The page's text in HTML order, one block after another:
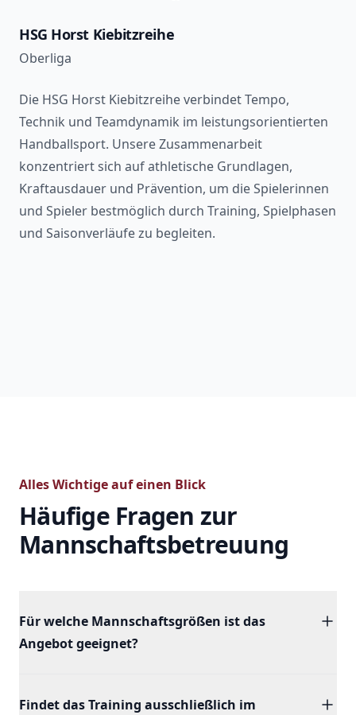
HSG Horst Kiebitzreihe
Oberliga
Die HSG Horst Kiebitzreihe verbindet Tempo,
Technik und Teamdynamik im leistungsorientierten
Handballsport. Unsere Zusammenarbeit
konzentriert sich auf athletische Grundlagen,
Kraftausdauer und Prävention, um die Spielerinnen
und Spieler bestmöglich durch Training, Spielphasen
und Saisonverläufe zu begleiten.
Alles Wichtige auf einen Blick
Häufige Fragen zur
Mannschaftsbetreuung
Für welche Mannschaftsgrößen ist das
Angebot geeignet?
Findet das Training ausschließlich im